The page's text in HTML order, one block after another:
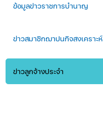
ข้อมูลข่าวราชการบำนาญ
ข่าวสมาชิกฌาปนกิจสงเคราะห์​​​​​​​​
ข่าวลูกจ้างประจำ